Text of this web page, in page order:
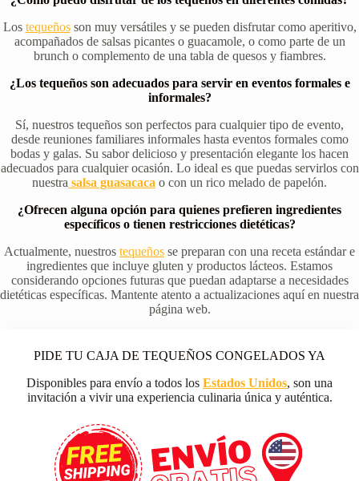
Los tequeñosson muy versátiles y se pueden disfrutar como aperitivo,
acompañados de salsas picantes o guacamole, o como parte de un
brunch o complemento de una tabla de quesos y fiambres.
¿Los tequeños son adecuados para servir en eventos formales e
informales?
Sí, nuestros tequeños son perfectos para cualquier tipo de evento,
desde reuniones familiares informales hasta eventos formales como
bodas y galas. Su sabor delicioso y presentación elegante los hacen
adecuados para cualquier ocasión. Lo ideal es que puedas servirlos con
nuestra salsa guasacaca o con un rico melado de papelón.
¿Ofrecen alguna opción para quienes prefieren ingredientes
específicos o tienen restricciones dietéticas?
Actualmente, nuestros tequeños se preparan con una receta estándar e
ingredientes que incluye gluten y productos lácteos. Estamos
considerando opciones futuras que puedan adaptarse a necesidades
dietéticas específicas. Mantente atento a actualizaciones aquí en nuestra
página web.
PIDE TU CAJA DE TEQUEÑOS CONGELADOS YA
Disponibles para envío a todos los Estados Unidos, son una
invitación a vivir una experiencia culinaria única y auténtica.